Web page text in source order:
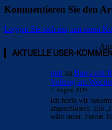
Kommentieren Sie den
Loggen Sie sich ein, um einen
-
AKTUELLE USER-
mnl zu Barça mit
Vollzug am
7. August 2026
Ich hoffe wir
abgeschlossen. Ein
wäre super. Ferran